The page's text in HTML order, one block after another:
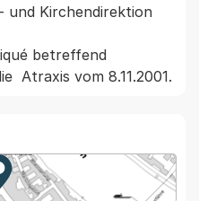
und Kirchendirektion
Karte von MapBS.
Link, wird in einem